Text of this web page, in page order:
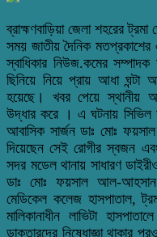
ব্রাহ্মণবাড়িয়া জেলা শহরের
সময় জাতীয় দৈনিক মতপ্রকাশের
স্বাধিকার নিউজ.কমের
ছিনিয়ে নিয়ে প্রায় আধা ঘন্টা
হয়েছে। খবর পেয়ে স্থানীয়
উদ্ধার করে । এ ঘটনায় সিভিল
আবাসিক সার্জন ডাঃ মোঃ
দিয়েছেন সেই রোগীর স্বজন
সদর মডেল থানায় সাধারণ
ডাঃ মোঃ ফয়সাল আল-আহসান
মেডিকেল কলেজ হাসপাতাল,
মালিকানাধীন লাভিটা
ডাক্তারদের নিষেধাজ্ঞা থাকার